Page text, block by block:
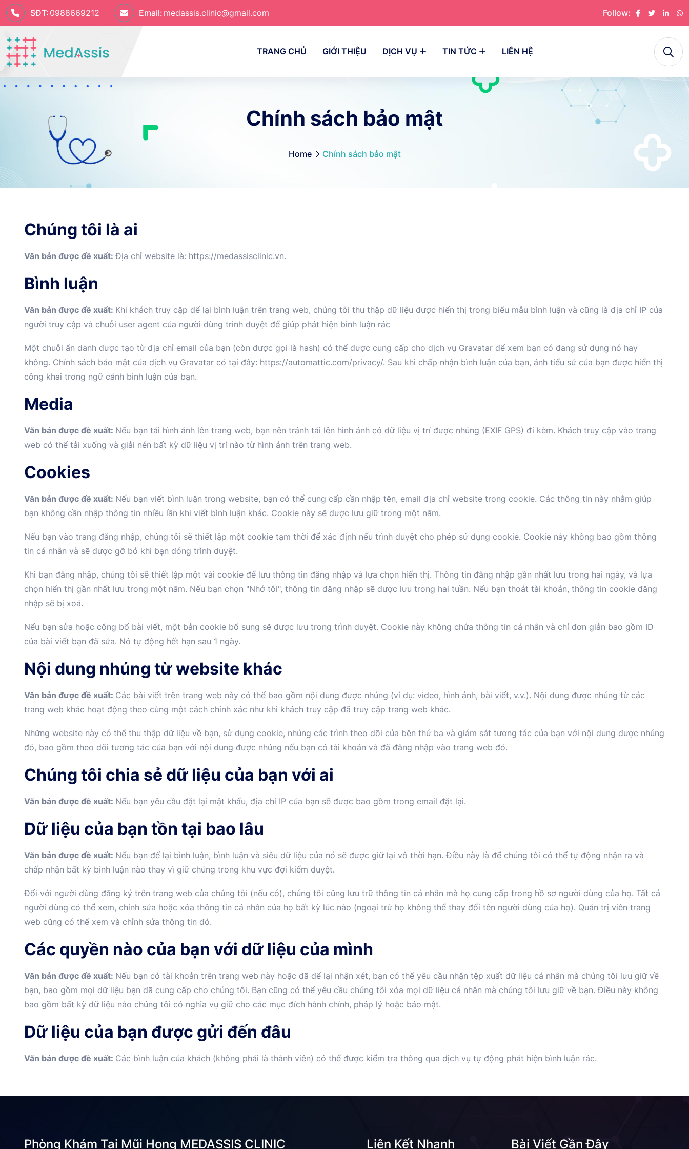
SĐT: 0988669212 Email: medassis.clinic@gmail.com Follow:
TRANG CHỦ GIỚI THIỆU DỊCH VỤ TIN TỨC LIÊN HỆ
Chính sách bảo mật
Home Chính sách bảo mật
Chúng tôi là ai
Văn bản được đề xuất:Địa chỉ website là: https://medassisclinic.vn.
Bình luận
Văn bản được đề xuất: Khi khách truy cập để lại bình luận trên trang web, chúng tôi thu thập dữ liệu được hiển thị trong biểu mẫu bình luận và cũng là địa chỉ IP của
người truy cập và chuỗi user agent của người dùng trình duyệt để giúp phát hiện bình luận rác
Một chuỗi ẩn danh được tạo từ địa chỉ email của bạn (còn được gọi là hash) có thể được cung cấp cho dịch vụ Gravatar để xem bạn có đang sử dụng nó hay
không. Chính sách bảo mật của dịch vụ Gravatar có tại đây: https://automattic.com/privacy/. Sau khi chấp nhận bình luận của bạn, ảnh tiểu sử của bạn được hiển thị
công khai trong ngữ cảnh bình luận của bạn.
Media
Văn bản được đề xuất: Nếu bạn tải hình ảnh lên trang web, bạn nên tránh tải lên hình ảnh có dữ liệu vị trí được nhúng (EXIF GPS) đi kèm. Khách truy cập vào trang
web có thể tải xuống và giải nén bất kỳ dữ liệu vị trí nào từ hình ảnh trên trang web.
Cookies
Văn bản được đề xuất: Nếu bạn viết bình luận trong website, bạn có thể cung cấp cần nhập tên, email địa chỉ website trong cookie. Các thông tin này nhằm giúp
bạn không cần nhập thông tin nhiều lần khi viết bình luận khác. Cookie này sẽ được lưu giữ trong một năm.
Nếu bạn vào trang đăng nhập, chúng tôi sẽ thiết lập một cookie tạm thời để xác định nếu trình duyệt cho phép sử dụng cookie. Cookie này không bao gồm thông
tin cá nhân và sẽ được gỡ bỏ khi bạn đóng trình duyệt.
Khi bạn đăng nhập, chúng tôi sẽ thiết lập một vài cookie để lưu thông tin đăng nhập và lựa chọn hiển thị. Thông tin đăng nhập gần nhất lưu trong hai ngày, và lựa
chọn hiển thị gần nhất lưu trong một năm. Nếu bạn chọn "Nhớ tôi", thông tin đăng nhập sẽ được lưu trong hai tuần. Nếu bạn thoát tài khoản, thông tin cookie đăng
nhập sẽ bị xoá.
Nếu bạn sửa hoặc công bố bài viết, một bản cookie bổ sung sẽ được lưu trong trình duyệt. Cookie này không chứa thông tin cá nhân và chỉ đơn giản bao gồm ID
của bài viết bạn đã sửa. Nó tự động hết hạn sau 1 ngày.
Nội dung nhúng từ website khác
Văn bản được đề xuất: Các bài viết trên trang web này có thể bao gồm nội dung được nhúng (ví dụ: video, hình ảnh, bài viết, v.v.). Nội dung được nhúng từ các
trang web khác hoạt động theo cùng một cách chính xác như khi khách truy cập đã truy cập trang web khác.
Những website này có thể thu thập dữ liệu về bạn, sử dụng cookie, nhúng các trình theo dõi của bên thứ ba và giám sát tương tác của bạn với nội dung được nhúng
đó, bao gồm theo dõi tương tác của bạn với nội dung được nhúng nếu bạn có tài khoản và đã đăng nhập vào trang web đó.
Chúng tôi chia sẻ dữ liệu của bạn với ai
Văn bản được đề xuất: Nếu bạn yêu cầu đặt lại mật khẩu, địa chỉ IP của bạn sẽ được bao gồm trong email đặt lại.
Dữ liệu của bạn tồn tại bao lâu
Văn bản được đề xuất: Nếu bạn để lại bình luận, bình luận và siêu dữ liệu của nó sẽ được giữ lại vô thời hạn. Điều này là để chúng tôi có thể tự động nhận ra và
chấp nhận bất kỳ bình luận nào thay vì giữ chúng trong khu vực đợi kiểm duyệt.
Đối với người dùng đăng ký trên trang web của chúng tôi (nếu có), chúng tôi cũng lưu trữ thông tin cá nhân mà họ cung cấp trong hồ sơ người dùng của họ. Tất cả
người dùng có thể xem, chỉnh sửa hoặc xóa thông tin cá nhân của họ bất kỳ lúc nào (ngoại trừ họ không thể thay đổi tên người dùng của họ). Quản trị viên trang
web cũng có thể xem và chỉnh sửa thông tin đó.
Các quyền nào của bạn với dữ liệu của mình
Văn bản được đề xuất: Nếu bạn có tài khoản trên trang web này hoặc đã để lại nhận xét, bạn có thể yêu cầu nhận tệp xuất dữ liệu cá nhân mà chúng tôi lưu giữ về
bạn, bao gồm mọi dữ liệu bạn đã cung cấp cho chúng tôi. Bạn cũng có thể yêu cầu chúng tôi xóa mọi dữ liệu cá nhân mà chúng tôi lưu giữ về bạn. Điều này không
bao gồm bất kỳ dữ liệu nào chúng tôi có nghĩa vụ giữ cho các mục đích hành chính, pháp lý hoặc bảo mật.
Dữ liệu của bạn được gửi đến đâu
Văn bản được đề xuất: Các bình luận của khách (không phải là thành viên) có thể được kiểm tra thông qua dịch vụ tự động phát hiện bình luận rác.
Phòng Khám Tai Mũi Họng MEDASSIS CLINIC Liên Kết Nhanh Bài Viết Gần Đây